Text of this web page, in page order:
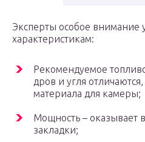
Эксперты особое
характеристикам:
Рекомендуемое
дров и угля
материала для камеры;
Мощность – оказывает
закладки;